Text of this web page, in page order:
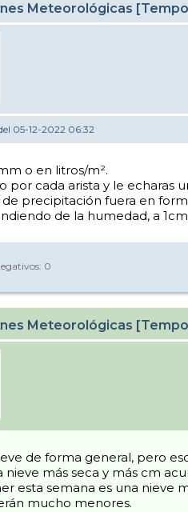
Meteorológicas
05-12-2022 06:32
o en litros/m².
por cada arista y le echaras
de precipitación fuera en
de la humedad, a
0
Meteorológicas
de forma general, pero
nieve más seca y más cm
esta semana es una
mucho menores.